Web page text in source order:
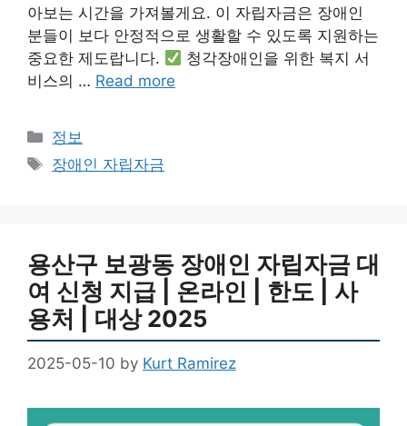
아보는 시간을 가져볼게요. 이 자립자금은 장애인
분들이 보다 안정적으로 생활할 수 있도록 지원하는
중요한 제도랍니다.
청각장애인을 위한 복지 서
비스의 … Read more
Categories
정보
Tags
장애인 자립자금
용산구 보광동 장애인 자립자금 대
여 신청 지급 | 온라인 | 한도 | 사
용처 | 대상 2025
2025-05-10 by Kurt Ramirez